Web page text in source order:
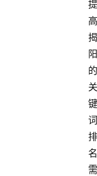
提
高
揭
阳
的
关
键
词
排
名
需